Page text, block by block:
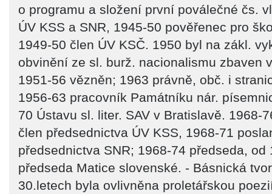
o programu a složení první poválečné čs.
ÚV KSS a SNR, 1945-50 pověřenec pro
1949-50 člen ÚV KSČ. 1950 byl na zákl.
obvinění ze sl. burž. nacionalismu zbaven
1951-56 vězněn; 1963 právně, obč. i
1956-63 pracovník Památníku nár.
70 Ústavu sl. liter. SAV v Bratislavě. 1968-
člen předsednictva ÚV KSS, 1968-71
předsednictva SNR; 1968-74 předseda, od
předseda Matice slovenské. - Básnická
30.letech byla ovlivněna proletářskou